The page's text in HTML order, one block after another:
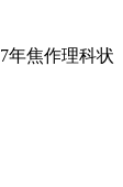
年焦作理科状